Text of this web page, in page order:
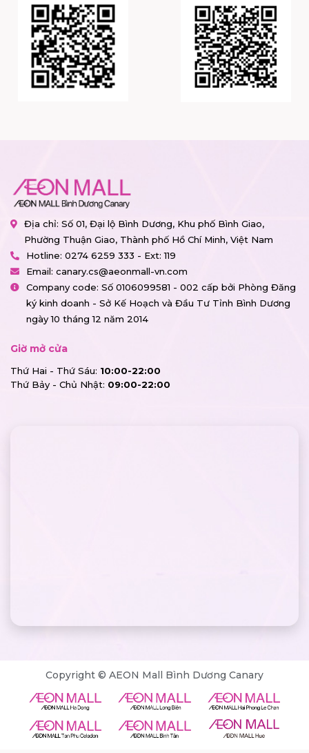
Địa chỉ: Số 01, Đại lộ Bình Dương, Khu phố Bình Giao,
Phường Thuận Giao, Thành phố Hồ Chí Minh, Việt Nam
Hotline: 0274 6259 333 - Ext: 119
Email: canary.cs@aeonmall-vn.com
Company code: Số 0106099581 - 002 cấp bởi Phòng Đăng
ký kinh doanh - Sở Kế Hoạch và Đầu Tư Tỉnh Bình Dương
ngày 10 tháng 12 năm 2014
Giờ mở cửa
Thứ Hai - Thứ Sáu: 10:00-22:00
Thứ Bảy - Chủ Nhật: 09:00-22:00
Copyright © AEON Mall Bình Dương Canary